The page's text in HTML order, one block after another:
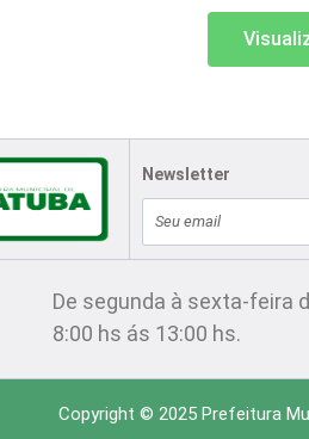
Newsletter
mail
Atendimento
De segunda à sexta-feira
8:00 hs ás 13:00 hs.
Copyright © 2025 Prefeitura